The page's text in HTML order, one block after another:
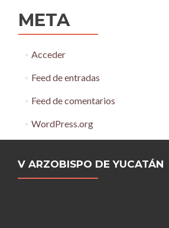
META
Acceder
Feed de entradas
Feed de comentarios
WordPress.org
V ARZOBISPO DE YUCATÁN